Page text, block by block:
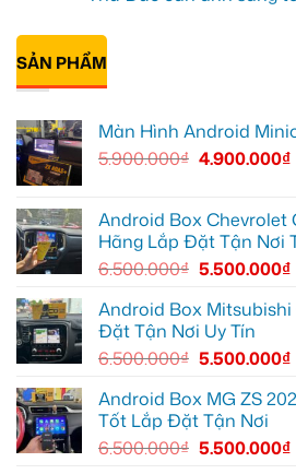
zin
giới
hạn
ở
Quận
12
tô
Minio
Green
cho
Suzuki
Quận
tiện
ích
Đạt
Android
box
Geely
Quận
nâng
có
luận
ở
Chú
Everest
tại
Thủ
Đức
cần
sáng
tốt
hơn
SẢN PHẨM
Màn Hình Android
5.900.000₫ 4.900.000₫
Android Box Chevrolet
Hãng Lắp Đặt Tận Nơi
6.500.000₫ 5.500.000₫
Android Box
Đặt Tận Nơi Uy Tín
6.500.000₫ 5.500.000₫
Android Box MG ZS
Tốt Lắp Đặt Tận Nơi
6.500.000₫ 5.500.000₫